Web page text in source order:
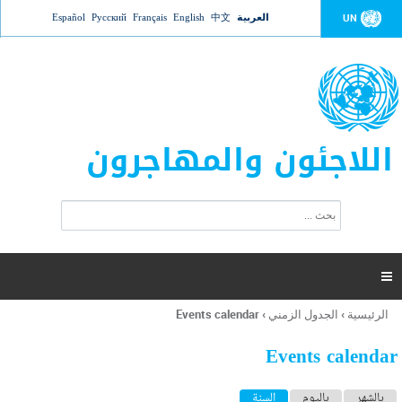
Jump to navigation UN العربية 中文
English
Français
Русский
Español
اللاجئون والمهاجرون
ت
ر
ل
ح
ب

أنت
هنا
الرئيسية › الجدول الزمني ›
Events calendar
Events calendar